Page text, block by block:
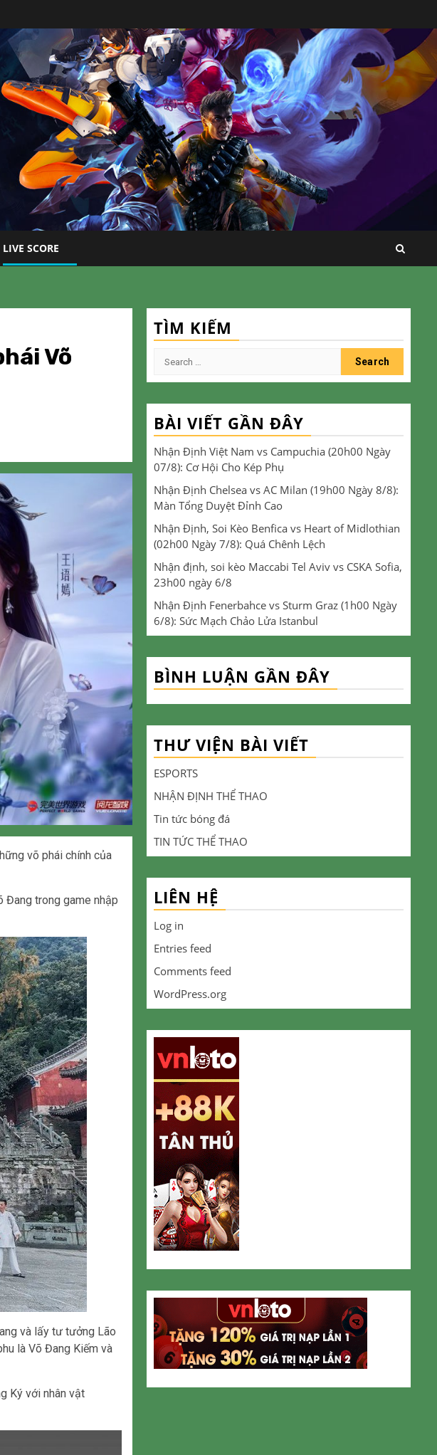
LIVE SCORE
Võ
võ phái chính của
Đang trong game nhập
và lấy tư tưởng Lão
là Võ Đang Kiếm và
Ký với nhân vật
TÌM KIẾM
Search
BÀI VIẾT GẦN ĐÂY
Nhận Định Việt Nam vs Campuchia (20h00 Ngày
07/8): Cơ Hội Cho Kép Phụ
Nhận Định Chelsea vs AC Milan (19h00 Ngày 8/8):
Màn Tổng Duyệt Đỉnh Cao
Nhận Định, Soi Kèo Benfica vs Heart of Midlothian
(02h00 Ngày 7/8): Quá Chênh Lệch
Nhận định, soi kèo Maccabi Tel Aviv vs CSKA Sofia,
23h00 ngày 6/8
Nhận Định Fenerbahce vs Sturm Graz (1h00 Ngày
6/8): Sức Mạch Chảo Lửa Istanbul
BÌNH LUẬN GẦN ĐÂY
THƯ VIỆN BÀI VIẾT
ESPORTS
NHẬN ĐỊNH THỂ THAO
Tin tức bóng đá
TIN TỨC THỂ THAO
LIÊN HỆ
Log in
Entries feed
Comments feed
WordPress.org